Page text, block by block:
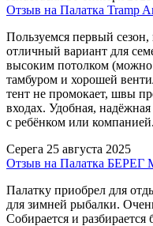
Отзыв на Палатка Tramp
Пользуемся первый
отличный вариант для
высоким потолком
тамбуром и хорошей
тент не промокает, швы
входах. Удобная,
с ребёнком или компанией.
Серега 25 августа 2025
Отзыв на Палатка БЕРЕГ
Палатку приобрел для
для зимней рыбалки.
Собирается и разбирается